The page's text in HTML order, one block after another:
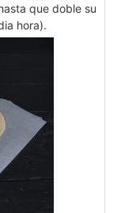
que doble su
hora).